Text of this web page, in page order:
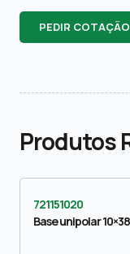
PEDIR COTAÇÃO
Produtos
721151020
Base unipolar 10×38